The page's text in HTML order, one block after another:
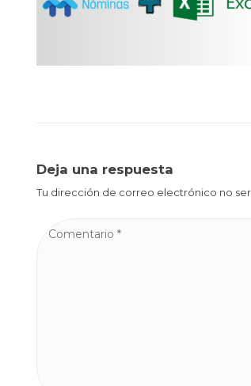
Deja una respuesta
Tu dirección de correo electrónico no